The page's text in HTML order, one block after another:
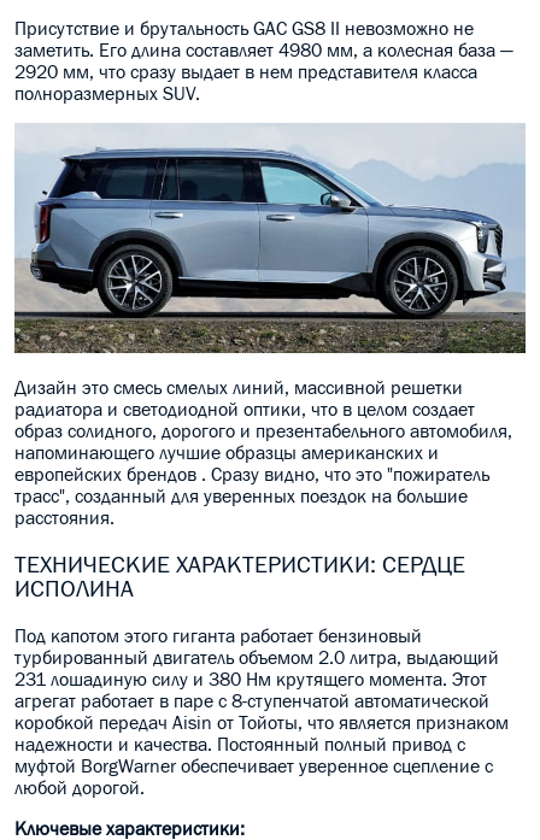
ВСЕ БРЕНДЫ
Присутствие и брутальность GAC GS8 II невозможно не
заметить. Его длина составляет 4980 мм, а колесная база —
2920 мм, что сразу выдает в нем представителя класса
полноразмерных SUV.
Дизайн это смесь смелых линий, массивной решетки
радиатора и светодиодной оптики, что в целом создает
образ солидного, дорогого и презентабельного автомобиля,
напоминающего лучшие образцы американских и
европейских брендов . Сразу видно, что это "пожиратель
трасс", созданный для уверенных поездок на большие
расстояния.
ТЕХНИЧЕСКИЕ ХАРАКТЕРИСТИКИ: СЕРДЦЕ
ИСПОЛИНА
Под капотом этого гиганта работает бензиновый
турбированный двигатель объемом 2.0 литра, выдающий
231 лошадиную силу и 380 Нм крутящего момента. Этот
агрегат работает в паре с 8-ступенчатой автоматической
коробкой передач Aisin от Тойоты, что является признаком
надежности и качества. Постоянный полный привод с
муфтой BorgWarner обеспечивает уверенное сцепление с
любой дорогой.
Ключевые характеристики: